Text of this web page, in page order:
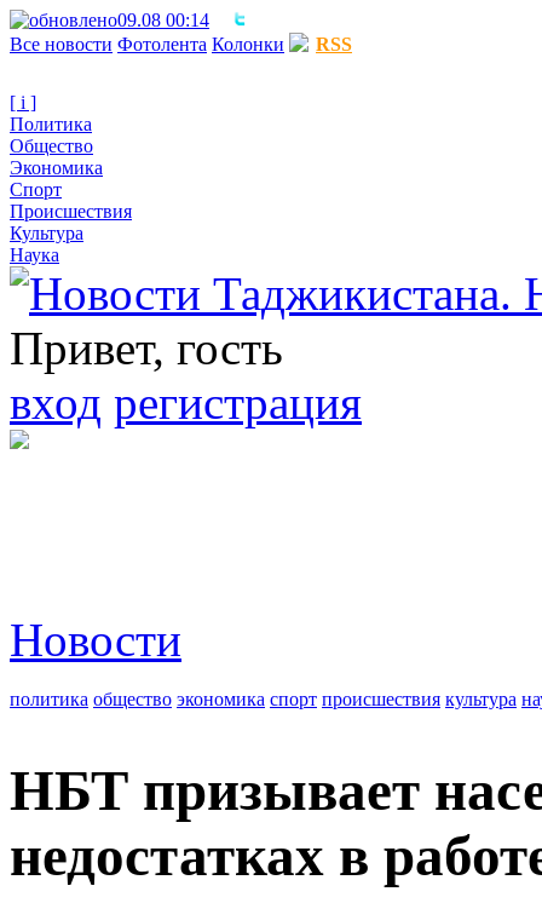
09.08 00:14
Все новости Фотолента Колонки RSS
[ i ]
Политика
Общество
Экономика
Спорт
Происшествия
Культура
Наука
Привет, гость
вход регистрация
Новости
политика общество экономика спорт происшествия культура
НБТ призывает
недостатках в